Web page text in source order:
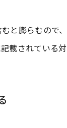
と膨らむので
載されている